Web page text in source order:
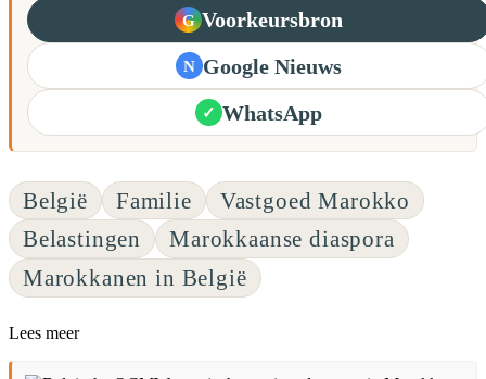
G Voorkeursbron
N Google Nieuws
✓ WhatsApp
België Familie
Vastgoed Marokko
Belastingen
Marokkaanse diaspora
Marokkanen in België
Lees meer